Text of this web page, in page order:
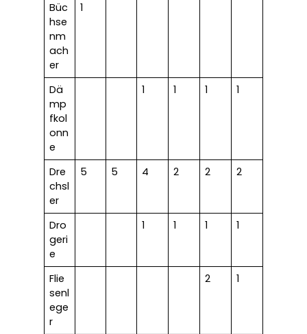
Büc
hse
nm
ach
er
1
Dä
mp
fkol
onn
e
1 1 1 1
Dre
chsl
er
5 5 4 2 2 2
Dro
geri
e
1 1 1 1
Flie
senl
ege
r
2 1